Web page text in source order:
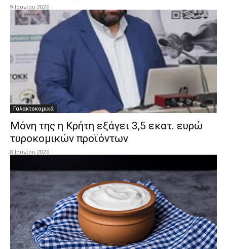
9 Ιουνίου 2026
Γαλακτοκομικά
Μόνη της η Κρήτη εξάγει 3,5 εκατ. ευρώ
τυροκομικών προϊόντων
8 Ιουνίου 2026